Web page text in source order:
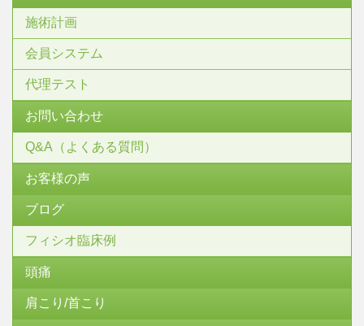
施術計画
会員システム
代理テスト
お問い合わせ
Q&A（よくある質問）
お客様の声
ブログ
フィシオ臨床例
頭痛
肩こり/首こり